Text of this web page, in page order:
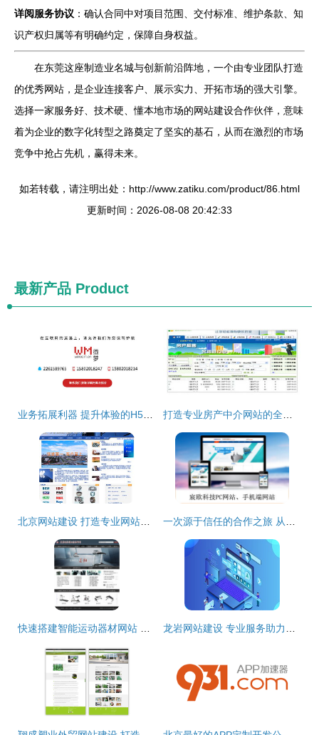
详阅服务协议 ：确认合同中对项目范围、交付标准、维护条款、知
识产权归属等有明确约定，保障自身权益。
在东莞这座制造业名城与创新前沿阵地，一个由专业团队打造
的优秀网站，是企业连接客户、展示实力、开拓市场的强大引擎。
选择一家服务好、技术硬、懂本地市场的网站建设合作伙伴，意味
着为企业的数字化转型之路奠定了坚实的基石，从而在激烈的市场
竞争中抢占先机，赢得未来。
如若转载，请注明出处：http://www.zatiku.com/product/86.html
更新时间：2026-08-08 20:42:33
最新产品 Product